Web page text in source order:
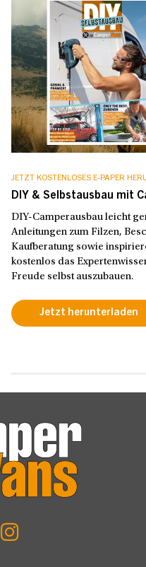
JETZT KOSTENLOSES E-PAPER
DIY & Selbstausbau mit
DIY-Camperausbau leicht
Anleitungen zum Filzen,
Kaufberatung sowie
kostenlos das
Freude selbst auszubauen.
Jetzt herunterladen